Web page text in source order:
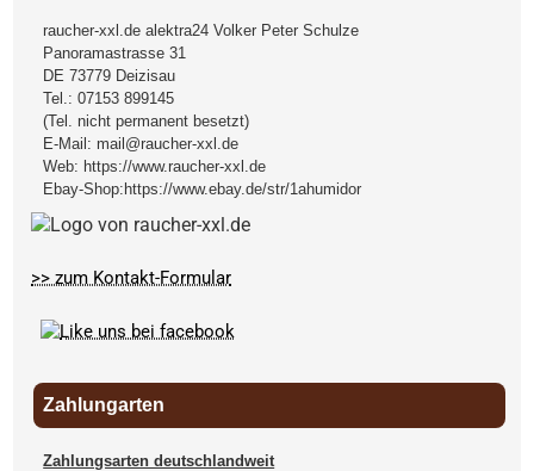
raucher-xxl.de alektra24 Volker Peter Schulze
Panoramastrasse 31
DE 73779 Deizisau
Tel.:07153 899145
(Tel. nicht permanent besetzt)
E-Mail: mail@raucher-xxl.de
Web: https://www.raucher-xxl.de
Ebay-Shop:https://www.ebay.de/str/1ahumidor
>> zum Kontakt-Formular
Zahlungarten
Zahlungsarten deutschlandweit